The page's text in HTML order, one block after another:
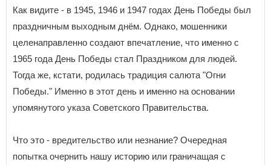
Как видите - в 1945, 1946 и 1947 годах День Победы был
праздничным выходным днём. Однако, мошенники
целенаправленно создают впечатление, что именно с
1965 года День Победы стал Праздником для людей.
Тогда же, кстати, родилась традиция салюта "Огни
Победы." Именно в этот день и именно на основании
упомянутого указа Советского Правительства.
Что это - вредительство или незнание? Очередная
попытка очернить нашу историю или граничащая с